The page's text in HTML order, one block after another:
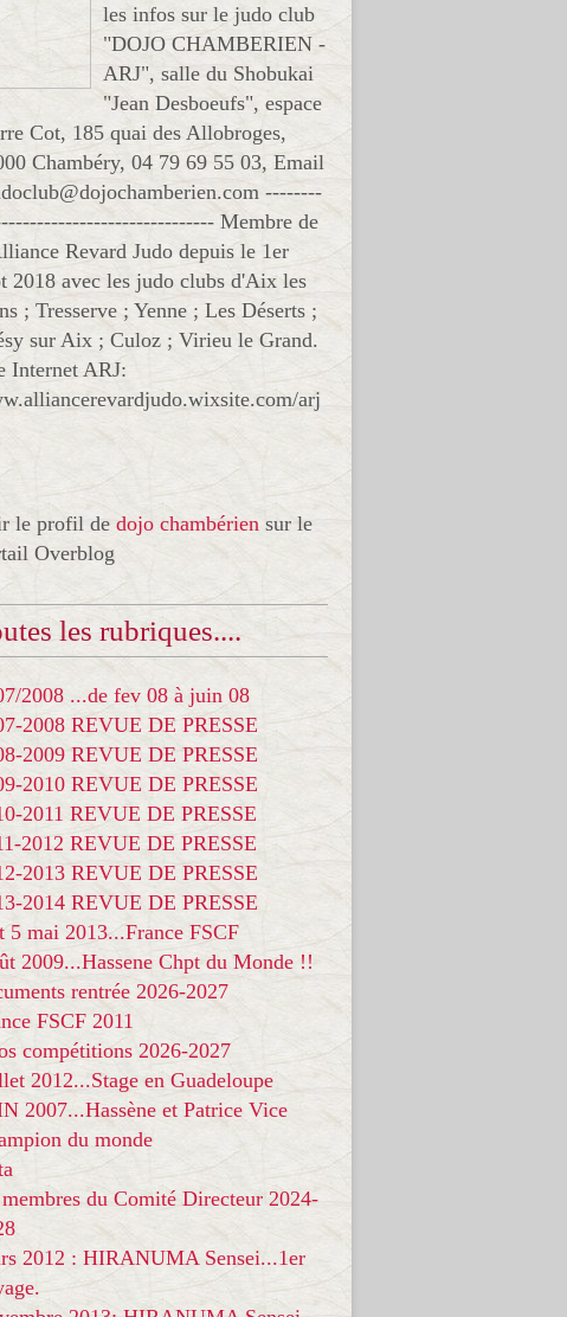
les infos sur le judo club
"DOJO CHAMBERIEN -
ARJ", salle du Shobukai
"Jean Desboeufs", espace
Cot, 185 quai des Allobroges,
Chambéry, 04 79 69 55 03, Email
--------
Membre de
Revard Judo depuis le 1er
2018 avec les judo clubs d'Aix les
; Tresserve ; Yenne ; Les Déserts ;
sur Aix ; Culoz ; Virieu le Grand.
Internet ARJ:
arj
le profil de dojo chambérien sur le
Overblog
les rubriques....
2008 ...de fev 08 à juin 08
2008 REVUE DE PRESSE
2009 REVUE DE PRESSE
2010 REVUE DE PRESSE
2011 REVUE DE PRESSE
2012 REVUE DE PRESSE
2013 REVUE DE PRESSE
2014 REVUE DE PRESSE
5 mai 2013...France FSCF
2009...Hassene Chpt du Monde !!
rentrée 2026-2027
FSCF 2011
compétitions 2026-2027
2012...Stage en Guadeloupe
2007...Hassène et Patrice Vice
du monde
du Comité Directeur 2024-
2012 : HIRANUMA Sensei...1er